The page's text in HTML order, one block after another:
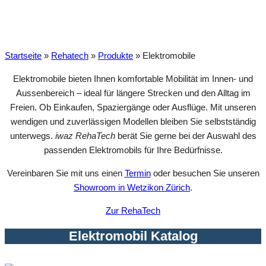
Startseite » Rehatech » Produkte » Elektromobile
Elektromobile bieten Ihnen komfortable Mobilität im Innen- und
Aussenbereich – ideal für längere Strecken und den Alltag im
Freien. Ob Einkaufen, Spaziergänge oder Ausflüge. Mit unseren
wendigen und zuverlässigen Modellen bleiben Sie selbstständig
unterwegs. iwaz RehaTechberät Sie gerne bei der Auswahl des
passenden Elektromobils für Ihre Bedürfnisse.
Vereinbaren Sie mit uns einen Terminoder besuchen Sie unseren
Showroom in Wetzikon Zürich.
Zur RehaTech
Elektromobil Katalog